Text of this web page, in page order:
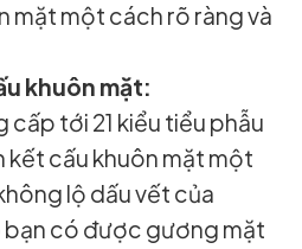
mặt một cách rõ ràng và
khuôn mặt:
tới 21 kiểu tiểu phẫu
kết cấu khuôn mặt một
lộ dấu vết của
có được gương mặt